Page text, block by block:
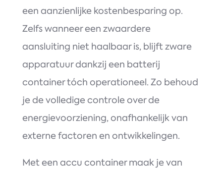
een aanzienlijke kostenbesparing op.
Zelfs wanneer een zwaardere
aansluiting niet haalbaar is, blijft zware
apparatuur dankzij een batterij
container tóch operationeel. Zo behoud
je de volledige controle over de
energievoorziening, onafhankelijk van
externe factoren en ontwikkelingen.
Met een accu container maak je van